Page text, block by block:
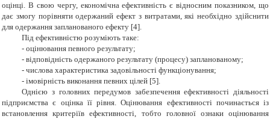
оцінці. В свою чергу, економічна ефективність є відносним показником, що
дає змогу порівняти одержаний ефект з витратами, які необхідно здійснити
для одержання запланованого ефекту [4].
Під ефективністю розуміють таке:
- оцінювання певного результату;
- відповідність одержаного результату (процесу) запланованому;
- числова характеристика задовільності функціонування;
- імовірність виконання певних цілей [5].
Однією з головних передумов забезпечення ефективності діяльності
підприємства є оцінка її рівня. Оцінювання ефективності починається із
встановлення критеріїв ефективності, тобто головної ознаки оцінювання